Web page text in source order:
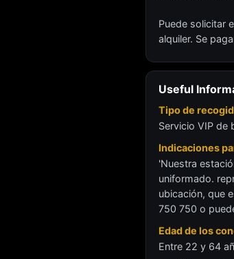
Puede solicitar
alquiler. Se
Useful
Tipo de
Servicio VIP de
Indicaciones
'Nuestra
uniformado.
ubicación, que
750 750 o
Edad de los
Entre 22 y 64